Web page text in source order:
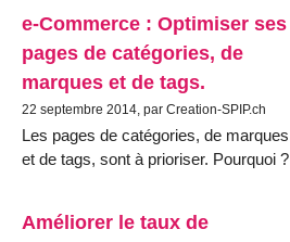
e-Commerce : Optimiser ses
pages de catégories, de
marques et de tags.
22 septembre 2014, par Creation-SPIP.ch
Les pages de catégories, de marques
et de tags, sont à prioriser. Pourquoi ?
Améliorer le taux de